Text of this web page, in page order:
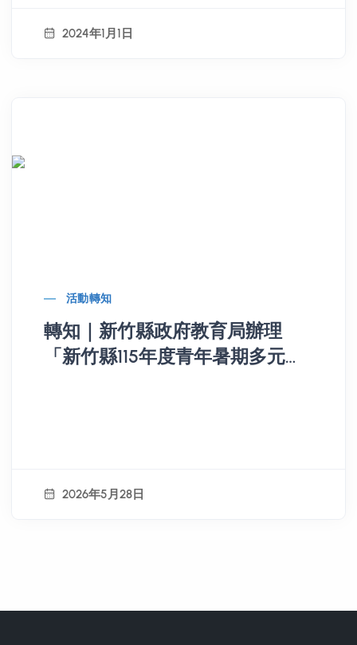
2024年1月1日
活動轉知
轉知｜新竹縣政府教育局辦理
「新竹縣115年度青年暑期多元系
2026年5月28日